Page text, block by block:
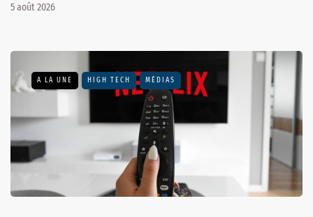
5 août 2026
A LA UNE HIGH TECH MÉDIAS